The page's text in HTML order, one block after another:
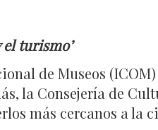
el turismo’
de Museos
la Consejería de
más cercanos a la